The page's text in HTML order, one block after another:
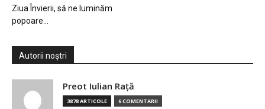
Ziua Învierii, să ne luminăm
popoare…
Autorii noștri
Preot Iulian Raţă
3878 ARTICOLE 6 COMENTARII